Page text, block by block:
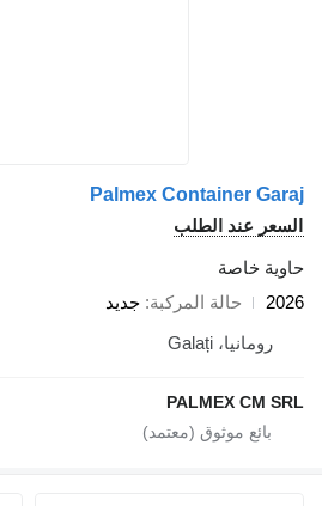
Palmex Container Garaj
السعر عند الطلب
حاوية خاصة
2026
حالة المركبة جديد
رومانيا، Galați
PALMEX CM SRL